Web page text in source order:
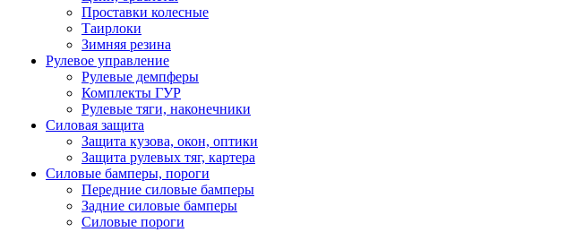
Проставки колесные
Таирлоки
Зимняя резина
Рулевое управление
Рулевые демпферы
Комплекты ГУР
Рулевые тяги, наконечники
Силовая защита
Защита кузова, окон, оптики
Защита рулевых тяг, картера
Силовые бамперы, пороги
Передние силовые бамперы
Задние силовые бамперы
Силовые пороги